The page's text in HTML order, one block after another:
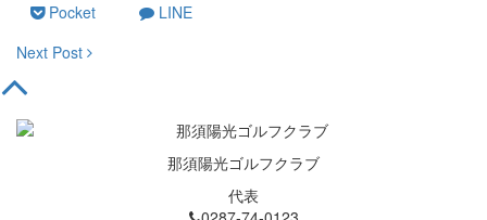
Pocket
LINE
Next Post
那須陽光ゴルフクラブ
代表